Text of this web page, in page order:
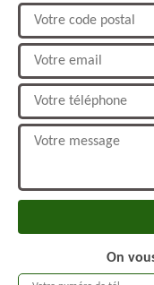
On